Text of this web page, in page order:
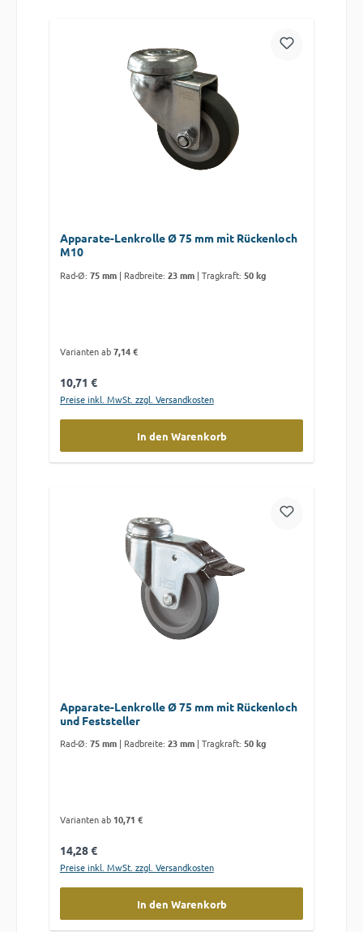
Apparate-Lenkrolle Ø 75 mm mit Rückenloch
M10
Rad-Ø: 75 mm | Radbreite: 23 mm | Tragkraft: 50 kg
Varianten ab7,14 €
Regulärer Preis:
10,71 €
Preise inkl. MwSt. zzgl. Versandkosten
In den Warenkorb
Apparate-Lenkrolle Ø 75 mm mit Rückenloch
und Feststeller
Rad-Ø: 75 mm | Radbreite: 23 mm | Tragkraft: 50 kg
Varianten ab10,71 €
Regulärer Preis:
14,28 €
Preise inkl. MwSt. zzgl. Versandkosten
In den Warenkorb